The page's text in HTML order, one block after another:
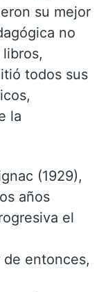
su mejor
no
todos sus
la
(1929),
años
el
entonces,